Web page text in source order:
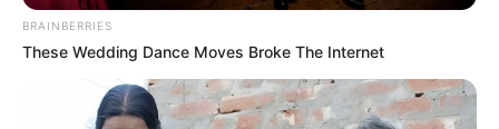
(foto: instagram/ayasaviya)
BRAINBERRIES
These Wedding Dance Moves Broke The Internet